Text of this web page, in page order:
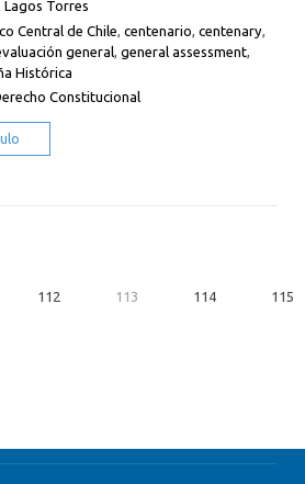
Torres
Central de Chile ,centenario ,centenary
general ,general assessment
Histórica
Constitucional
112 113 114 115